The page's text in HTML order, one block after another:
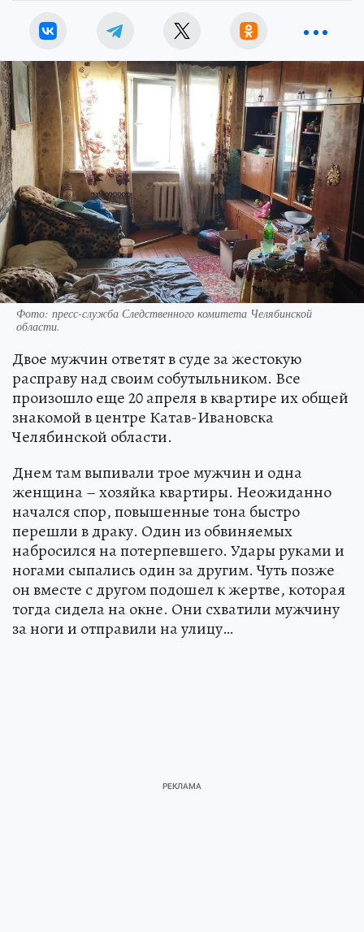
Фото: пресс-служба Следственного комитета Челябинской
области.
Двое мужчин ответят в суде за жестокую
расправу над своим собутыльником. Все
произошло еще 20 апреля в квартире их общей
знакомой в центре Катав-Ивановска
Челябинской области.
Днем там выпивали трое мужчин и одна
женщина – хозяйка квартиры. Неожиданно
начался спор, повышенные тона быстро
перешли в драку. Один из обвиняемых
набросился на потерпевшего. Удары руками и
ногами сыпались один за другим. Чуть позже
он вместе с другом подошел к жертве, которая
тогда сидела на окне. Они схватили мужчину
за ноги и отправили на улицу…